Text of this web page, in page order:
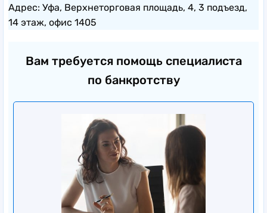
Адрес: Уфа, Верхнеторговая площадь, 4, 3 подъезд,
14 этаж, офис 1405
Вам требуется помощь специалиста
по банкротству